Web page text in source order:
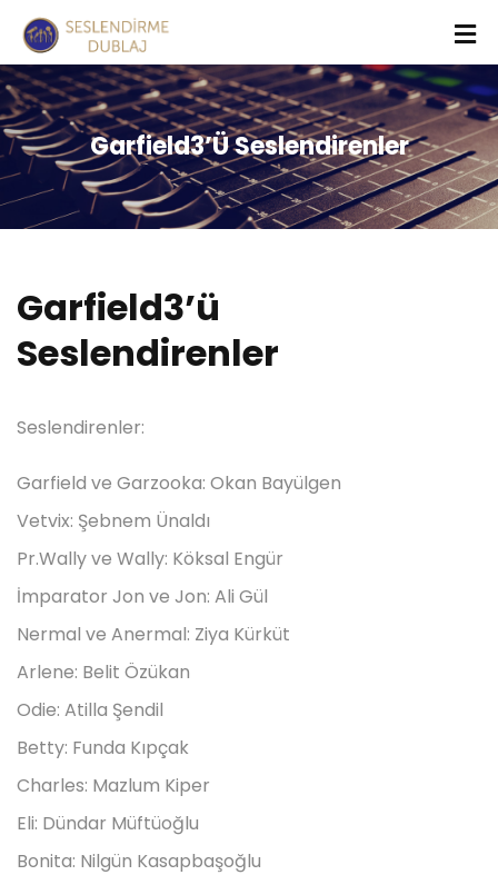
Garfield3’ü Seslendirenler
Garfield3’ü
Seslendirenler
Seslendirenler:
Garfield ve Garzooka: Okan Bayülgen
Vetvix: Şebnem Ünaldı
Pr.Wally ve Wally: Köksal Engür
İmparator Jon ve Jon: Ali Gül
Nermal ve Anermal: Ziya Kürküt
Arlene: Belit Özükan
Odie: Atilla Şendil
Betty: Funda Kıpçak
Charles: Mazlum Kiper
Eli: Dündar Müftüoğlu
Bonita: Nilgün Kasapbaşoğlu